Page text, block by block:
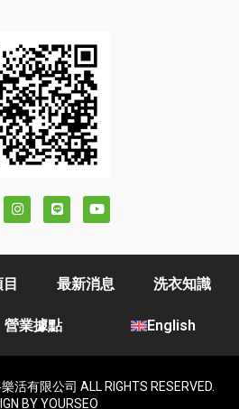
最新消息 洗衣知識
營業據點 English
活有限公司 ALL RIGHTS RESERVED.
BY YOURSEO